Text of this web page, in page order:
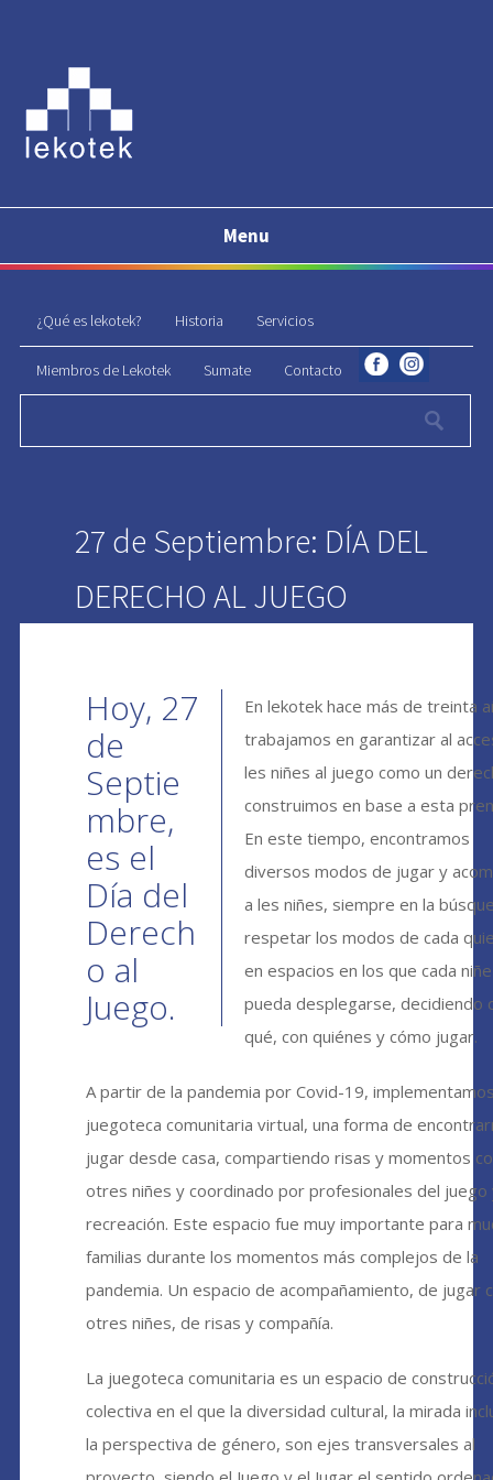
Menu
¿Qué es lekotek? Historia Servicios
Miembros de Lekotek Sumate Contacto
27 de Septiembre: DÍA DEL
DERECHO AL JUEGO
Hoy, 27
de
Septie
mbre,
es el
Día del
Derech
o al
Juego.
En lekotek hace más de treinta
trabajamos en garantizar al
les niñes al juego como un
construimos en base a esta
En este tiempo, encontramos
diversos modos de jugar y
a les niñes, siempre en la
respetar los modos de cada
en espacios en los que cada niñe
pueda desplegarse, decidiendo
qué, con quiénes y cómo jugar.
A partir de la pandemia por Covid-19,
juegoteca comunitaria virtual, una forma de
jugar desde casa, compartiendo risas y momentos
otres niñes y coordinado por profesionales del juego
recreación. Este espacio fue muy importante para
familias durante los momentos más complejos de la
pandemia. Un espacio de acompañamiento, de jugar
otres niñes, de risas y compañía.
La juegoteca comunitaria es un espacio de
colectiva en el que la diversidad cultural, la mirada
la perspectiva de género, son ejes transversales al